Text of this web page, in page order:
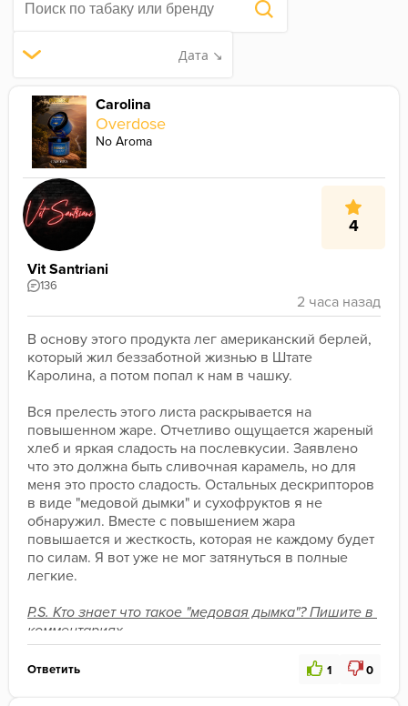
Дата ↘
Carolina
Overdose
No Aroma
4
Vit Santriani
136
В основу этого продукта лег американский берлей,
который жил беззаботной жизнью в Штате
Каролина, а потом попал к нам в чашку.
Вся прелесть этого листа раскрывается на
повышенном жаре. Отчетливо ощущается жареный
хлеб и яркая сладость на послевкусии. Заявлено
что это должна быть сливочная карамель, но для
меня это просто сладость. Остальных дескрипторов
в виде "медовой дымки" и сухофруктов я не
обнаружил. Вместе с повышением жара
повышается и жесткость, которая не каждому будет
по силам. Я вот уже не мог затянуться в полные
легкие.
P.S. Кто знает что такое "медовая дымка"? Пишите в
комментариях.
Интереснее всего в конце сессии. Жесткость
Ответить 1 0